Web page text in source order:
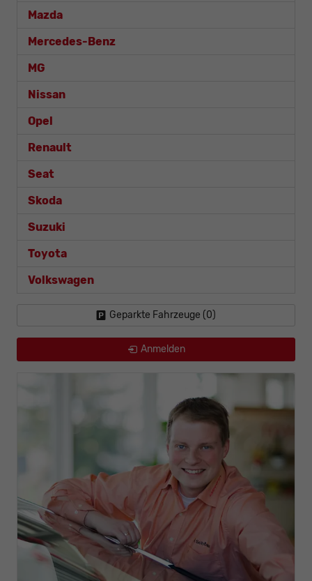
Mazda
Mercedes-Benz
MG
Nissan
Opel
Renault
Seat
Skoda
Suzuki
Toyota
Volkswagen
Geparkte Fahrzeuge (0)
Anmelden